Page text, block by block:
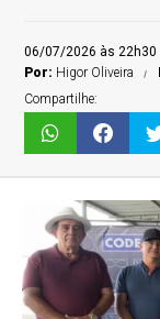
06/07/2026 às 22h30
Por: Higor Oliveira
Compartilhe: